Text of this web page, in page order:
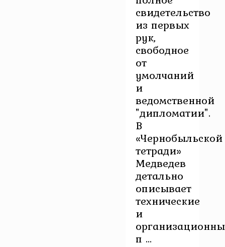
свидетельство
из первых
рук,
свободное
от
умолчаний
и
ведомственной
"дипломатии".
В
«Чернобыльской
тетради»
Медведев
детально
описывает
технические
и
п ...